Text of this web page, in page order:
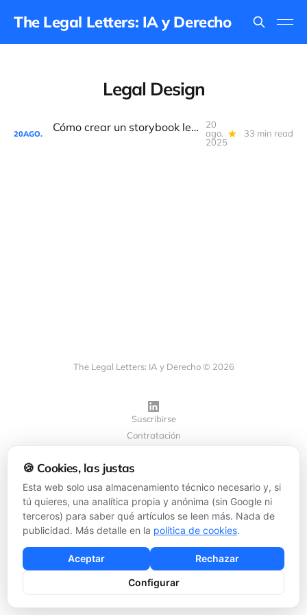
The Legal Letters: IA y Derecho
Legal Design
20AGO. Cómo crear un storybook legal con Gemini
20
ago.
2025
33 min read
The Legal Letters: IA y Derecho © 2026
Suscribirse
Contratación
Configurar cookies
Powered byGhost
🍪 Cookies, las justas
Esta web solo usa almacenamiento técnico necesario y, si
tú quieres, una analítica propia y anónima (sin Google ni
terceros) para saber qué artículos se leen más. Nada de
publicidad. Más detalle en la política de cookies.
Aceptar Rechazar
Configurar